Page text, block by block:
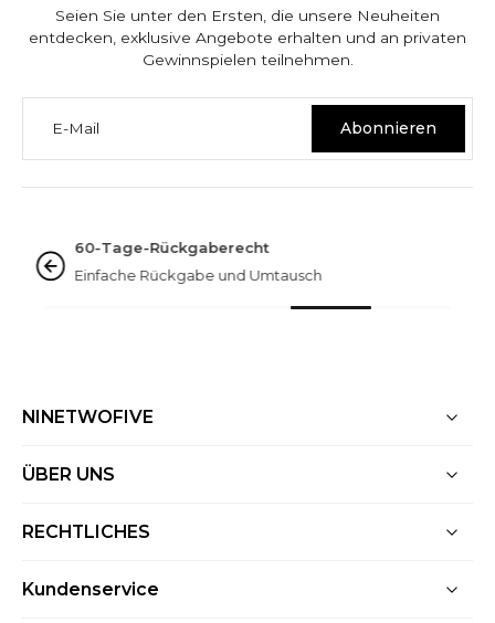
Seien Sie unter den Ersten, die unsere Neuheiten
entdecken, exklusive Angebote erhalten und an privaten
Gewinnspielen teilnehmen.
E-Mail Abonnieren
Hervorragend bewertet
Über 3.000 Bewertungen
NINETWOFIVE
ÜBER UNS
RECHTLICHES
Kundenservice